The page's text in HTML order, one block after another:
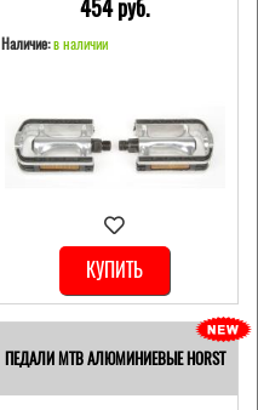
454 pуб.
Наличие: в наличии
КУПИТЬ
ПЕДАЛИ MTB АЛЮМИНИЕВЫЕ HORST